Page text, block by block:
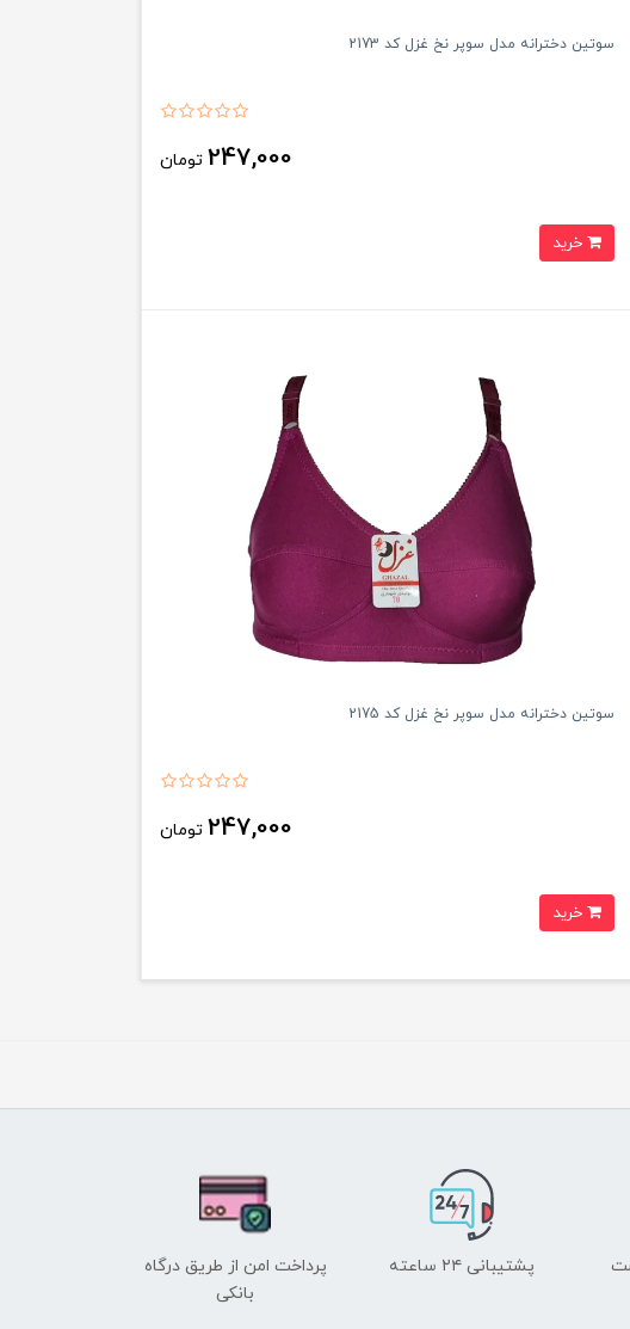
سوتین دخترانه مدل سوپر نخ غزل کد 2173
247,000 تومان
خرید
سوتین دخترانه مدل سوپر نخ غزل کد 2175
247,000 تومان
خرید
پشتیبانی ۲۴ ساعته
پرداخت امن از طریق درگاه
بانکی